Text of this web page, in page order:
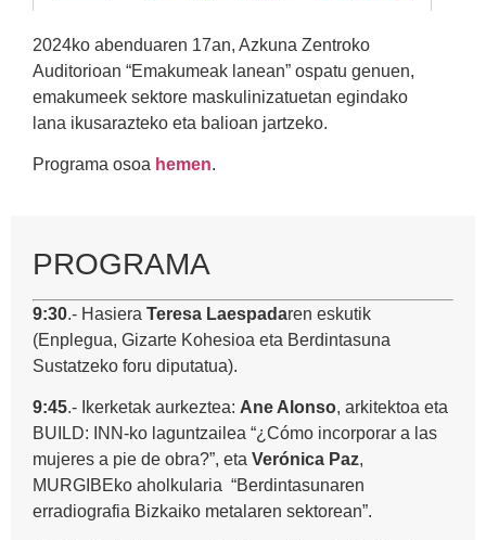
2024ko abenduaren 17an, Azkuna Zentroko
Auditorioan “Emakumeak lanean” ospatu genuen,
emakumeek sektore maskulinizatuetan egindako
lana ikusarazteko eta balioan jartzeko.
Programa osoa hemen.
PROGRAMA
9:30.- Hasiera Teresa Laespadaren eskutik
(Enplegua, Gizarte Kohesioa eta Berdintasuna
Sustatzeko foru diputatua).
9:45.- Ikerketak aurkeztea: Ane Alonso, arkitektoa eta
BUILD: INN-ko laguntzailea “¿Cómo incorporar a las
mujeres a pie de obra?”, eta Verónica Paz,
MURGIBEko aholkularia “Berdintasunaren
erradiografia Bizkaiko metalaren sektorean”.